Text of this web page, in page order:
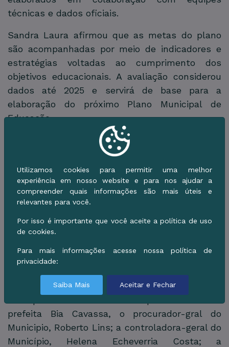
técnicas e dados oficiais.
Sandra Laura afirmou que as metas do plano
são acompanhadas por meio de indicadores e
estratégias voltadas ao cumprimento dos
objetivos educacionais. A avaliação considerou
dados até 2025 e servirá de base para a
elaboração do próximo Plano Municipal de
Educação.
O relatório preliminar apontou que, apesar das
dificuldades impostas pela geografia
pantaneira, Corumbá manteve avanços na
implementação das políticas públicas
educacionais, com destaque para a
manutenção do fluxo escolar, valorização do
magistério e ampliação das oportunidades
educacionais. A audiência teve mediação da
professora Ana Cláudia Gonzaga da Silva,
supervisora do Ensino Fundamental II e da
Educação de Jovens e Adultos (EJA).
prefeita Bia Cavassa, o procurador-gral do
Municipio, Roberto Lins; a controladora-geral do
Município, Helena Echeverria Costa; a
Utilizamos cookies para permitir uma melhor
experiência em nosso website e para nos ajudar a
compreender quais informações são mais úteis e
relevantes para você.
Por isso é importante que você aceite a política de uso
de cookies.
Para mais informações acesse nossa política de
privacidade:
Saiba Mais Aceitar e Fechar